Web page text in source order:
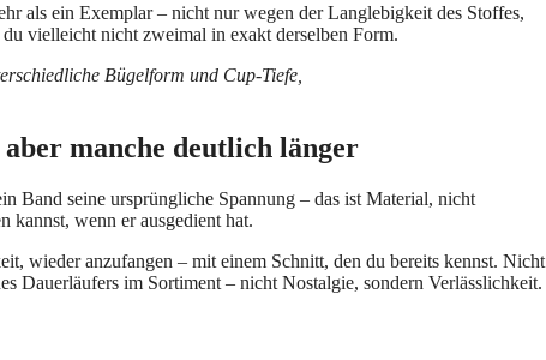
als ein Exemplar – nicht nur wegen der Langlebigkeit des Stoffes,
vielleicht nicht zweimal in exakt derselben Form.
manche deutlich länger
Band seine ursprüngliche Spannung – das ist Material, nicht
kannst, wenn er ausgedient hat.
wieder anzufangen – mit einem Schnitt, den du bereits kennst. Nicht
Dauerläufers im Sortiment – nicht Nostalgie, sondern Verlässlichkeit.